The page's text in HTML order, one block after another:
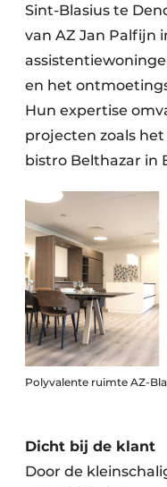
Sint-Blasius te
van AZ Jan Palfijn
en het
Hun expertise
projecten zoals
bistro Belthazar in
Polyvalente ruimte AZ-
Dicht bij de klant
Door de